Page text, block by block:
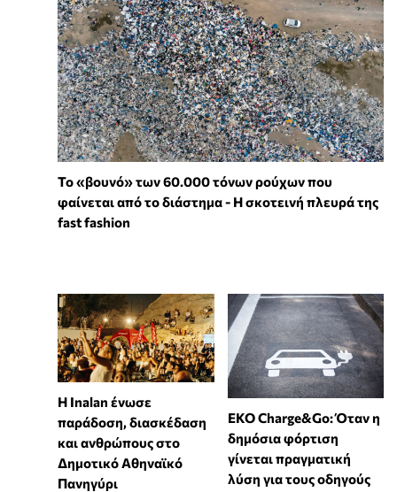
Το «βουνό» των 60.000 τόνων ρούχων που
φαίνεται από το διάστημα - Η σκοτεινή πλευρά της
fast fashion
Η Inalan ένωσε
παράδοση, διασκέδαση
και ανθρώπους στο
Δημοτικό Αθηναϊκό
Πανηγύρι
EKO Charge&Go: Όταν η
δημόσια φόρτιση
γίνεται πραγματική
λύση για τους οδηγούς